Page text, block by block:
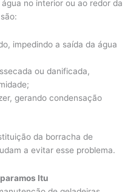
no interior ou ao redor da
impedindo a saída da água
ou danificada,
gerando condensação
da borracha de
a evitar esse problema.
Itu